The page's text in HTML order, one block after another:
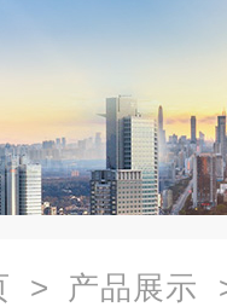
> 产品展示